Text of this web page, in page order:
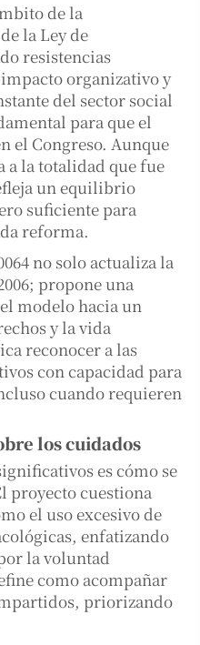
de la
la Ley de
resistencias
organizativo y
del sector social
para que el
el Congreso. Aunque
a la totalidad que fue
un equilibrio
suficiente para
reforma.
no solo actualiza la
propone una
modelo hacia un
y la vida
reconocer a las
con capacidad para
cuando requieren
los cuidados
es cómo se
proyecto cuestiona
el uso excesivo de
enfatizando
la voluntad
como acompañar
priorizando